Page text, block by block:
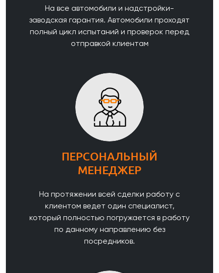
На все автомобили и надстройки-
заводская гарантия. Автомобили проходят
полный цикл испытаний и проверок перед
отправкой клиентам
ПЕРСОНАЛЬНЫЙ
МЕНЕДЖЕР
На протяжении всей сделки работу с
клиентом ведет один специалист,
который полностью погружается в работу
по данному направлению без
посредников.